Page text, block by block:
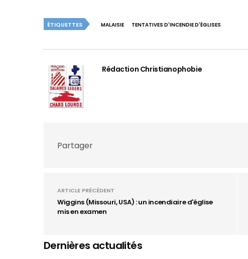
ÉTIQUETTES MALAISIE TENTATIVES D'INCENDIE D'ÉGLISES
Rédaction Christianophobie
Partager
ARTICLE PRÉCÉDENT
Wiggins (Missouri, USA) : un incendiaire d'église
mis en examen
Dernières actualités